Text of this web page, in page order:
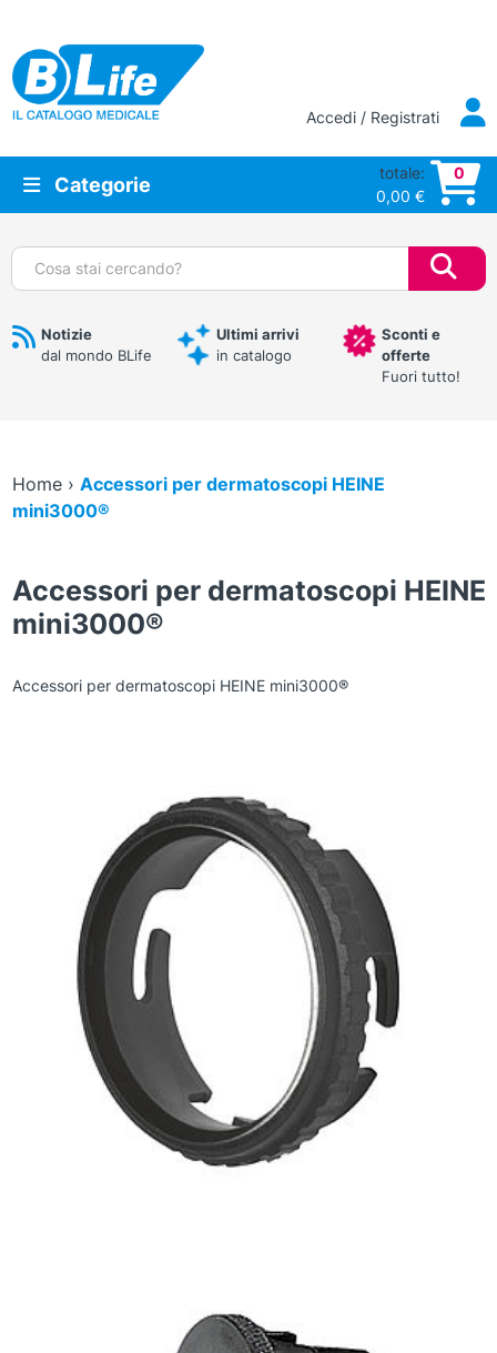
Vai al contenuto principale
Accedi / Registrati
Categorie
totale:
0,00 €
0
Cerca:
Notizie
dal mondo BLife
Ultimi arrivi
in catalogo
Sconti e
offerte
Fuori tutto!
Home› Accessori per dermatoscopi HEINE
mini3000®
Accessori per dermatoscopi HEINE
mini3000®
Accessori per dermatoscopi HEINE mini3000®